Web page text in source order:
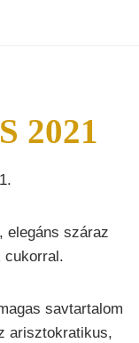
2021
elegáns száraz
cukorral.
savtartalom
arisztokratikus,